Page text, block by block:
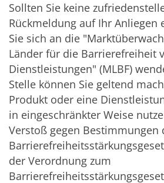
Sollten Sie keine
Rückmeldung auf Ihr Anliegen
Sie sich an die
Länder für die Barrierefreiheit
Dienstleistungen" (MLBF)
Stelle können Sie geltend
Produkt oder eine
in eingeschränkter Weise
Verstoß gegen Bestimmungen
der Verordnung zum